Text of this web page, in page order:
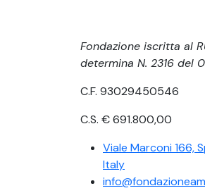
Fondazione iscritta al
determina N. 2316 del
C.F. 93029450546
C.S. € 691.800,00
Viale Marconi 166,
Italy